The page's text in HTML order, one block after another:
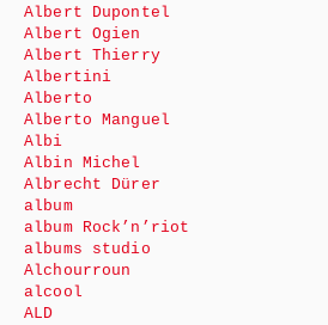
Albert Dupontel
Albert Ogien
Albert Thierry
Albertini
Alberto
Alberto Manguel
Albi
Albin Michel
Albrecht Dürer
album
album Rock’n’riot
albums studio
Alchourroun
alcool
ALD